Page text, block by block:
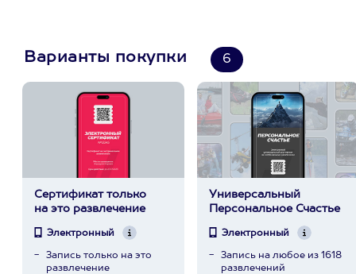
Варианты покупки 6
Сертификат только
на это развлечение
Электронный
Запись только на это
развлечение
Универсальный
Персональное Счастье
Электронный
Запись на любое из 1618
развлечений